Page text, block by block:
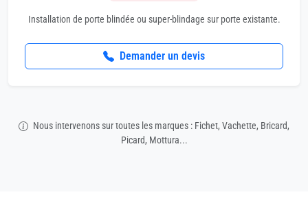
Installation de porte blindée ou super-blindage sur porte existante.
Demander un devis
Nous intervenons sur toutes les marques : Fichet, Vachette, Bricard,
Picard, Mottura...